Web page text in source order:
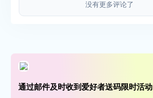
没有更多评论了
通过邮件及时收到爱好者送码限时活动